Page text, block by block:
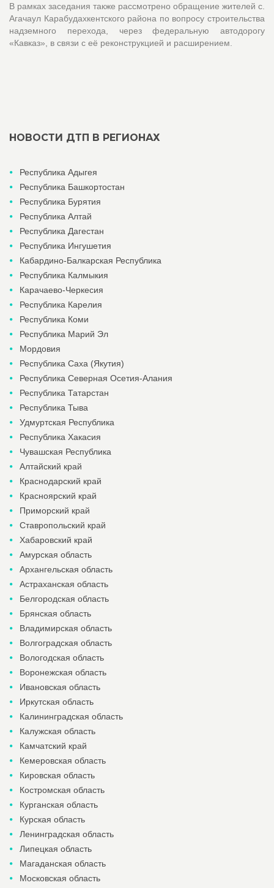
В рамках заседания также рассмотрено обращение жителей с.
Агачаул Карабудахкентского района по вопросу строительства
надземного перехода, через федеральную автодорогу
«Кавказ», в связи с её реконструкцией и расширением.
НОВОСТИ ДТП В РЕГИОНАХ
Республика Адыгея
Республика Башкортостан
Республика Бурятия
Республика Алтай
Республика Дагестан
Республика Ингушетия
Кабардино-Балкарская Республика
Республика Калмыкия
Карачаево-Черкесия
Республика Карелия
Республика Коми
Республика Марий Эл
Мордовия
Республика Саха (Якутия)
Республика Северная Осетия-Алания
Республика Татарстан
Республика Тыва
Удмуртская Республика
Республика Хакасия
Чувашская Республика
Алтайский край
Краснодарский край
Красноярский край
Приморский край
Ставропольский край
Хабаровский край
Амурская область
Архангельская область
Астраханская область
Белгородская область
Брянская область
Владимирская область
Волгоградская область
Вологодская область
Воронежская область
Ивановская область
Иркутская область
Калининградская область
Калужская область
Камчатский край
Кемеровская область
Кировская область
Костромская область
Курганская область
Курская область
Ленинградская область
Липецкая область
Магаданская область
Московская область